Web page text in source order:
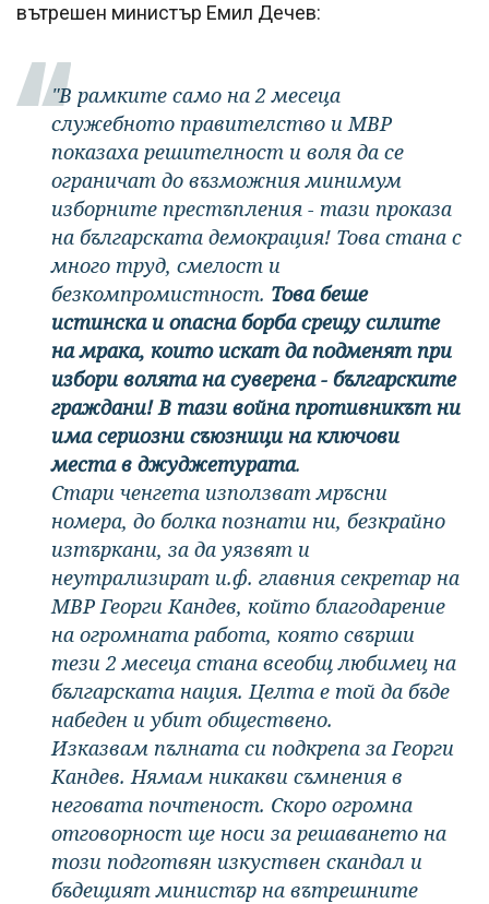
вътрешен министър Емил Дечев:
"В рамките само на 2 месеца
служебното правителство и МВР
показаха решителност и воля да се
ограничат до възможния минимум
изборните престъпления - тази проказа
на българската демокрация! Това стана с
много труд, смелост и
безкомпромистност. Това беше
истинска и опасна борба срещу силите
на мрака, които искат да подменят при
избори волята на суверена - българските
граждани! В тази война противникът ни
има сериозни съюзници на ключови
места в джуджетурата.
Стари ченгета използват мръсни
номера, до болка познати ни, безкрайно
изтъркани, за да уязвят и
неутрализират и.ф. главния секретар на
МВР Георги Кандев, който благодарение
на огромната работа, която свърши
тези 2 месеца стана всеобщ любимец на
българската нация. Целта е той да бъде
набеден и убит обществено.
Изказвам пълната си подкрепа за Георги
Кандев. Нямам никакви съмнения в
неговата почтеност. Скоро огромна
отговорност ще носи за решаването на
този подготвян изкуствен скандал и
бъдещият министър на вътрешните